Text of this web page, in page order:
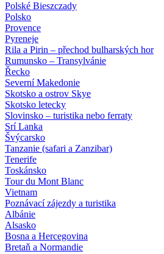
Polské Bieszczady
Polsko
Provence
Pyreneje
Rila a Pirin – přechod bulharských hor
Rumunsko – Transylvánie
Řecko
Severní Makedonie
Skotsko a ostrov Skye
Skotsko letecky
Slovinsko – turistika nebo ferraty
Srí Lanka
Švýcarsko
Tanzanie (safari a Zanzibar)
Tenerife
Toskánsko
Tour du Mont Blanc
Vietnam
Poznávací zájezdy a turistika
Albánie
Alsasko
Bosna a Hercegovina
Bretaň a Normandie